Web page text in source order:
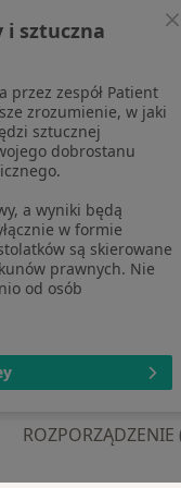
Pomoc
Blog
otwiera się w
otwiera
i sztuczna
przez zespół Patient
zrozumienie, w jaki
sztucznej
dobrostanu
a wyniki będą
w formie
są skierowane
prawnych. Nie
od osób